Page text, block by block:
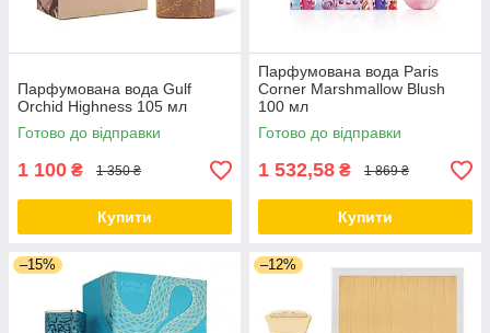
Парфумована вода Gulf
Orchid Highness 105 мл
Готово до відправки
1 100 ₴ 1 350 ₴
Купити
Парфумована вода Paris
Corner Marshmallow Blush
100 мл
Готово до відправки
1 532,58 ₴ 1 869 ₴
Купити
–15% –12%